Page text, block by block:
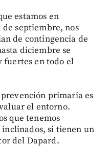
estamos en
septiembre, nos
de contingencia de
diciembre se
fuertes en todo el
primaria es
el entorno.
que tenemos
si tienen un
del Dapard.